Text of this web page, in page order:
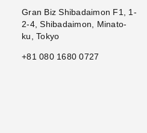
Gran Biz Shibadaimon F1, 1-
2-4, Shibadaimon, Minato-
ku, Tokyo
+81 080 1680 0727